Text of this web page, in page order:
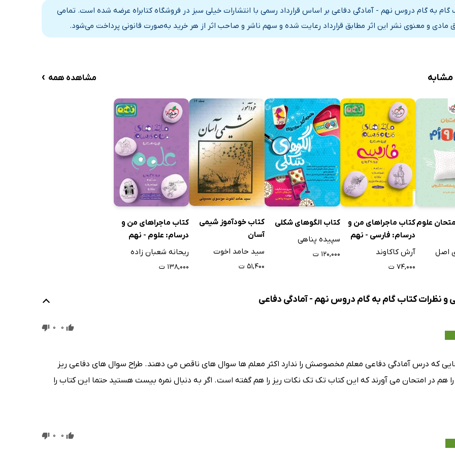
گام به گام دروس نهم - آمادگی دفاعی بر اساس قرارداد رسمی با انتشارات خیلی سبز در فروشگاه کتابراه عرضه شده است. تمامی
مادی و معنوی نشر این اثر مطابق قرارداد رعایت شده و سهم ناشر و صاحب اثر از هر خرید به‌صورت قانونی پرداخت می‌شود.
مشاهده همه ›
علوم
اصل
کتاب ماجراهای من و
درسام: فارسی - نهم
آرش کاکاوند
۷۴,۰۰۰ ت
کتاب الگوهای شکلی
سپیده پناهی
۱۲۰,۰۰۰ ت
کتاب خودآموز شیمی
آسان
سید حامد اخوت
۵۱,۴۰۰ ت
کتاب ماجراهای من و
درسام: علوم - نهم
ریحانه شعبان زاده
۱۳۸,۰۰۰ ت
و نظرات کتاب گام به گام دروس نهم - آمادگی دفاعی
0
0
که درس آمادگی دفاعی معلم مخصوصش را ندارد اکثر معلم ها سوال های ناقص می دهند. طراح سوال های دفاعی ریز
هم در امتحان می آورند که این کتاب تک تک نکات ریز را هم گفته است. اگر به دنبال نمره بیست هستید حتما این کتاب را
0
0